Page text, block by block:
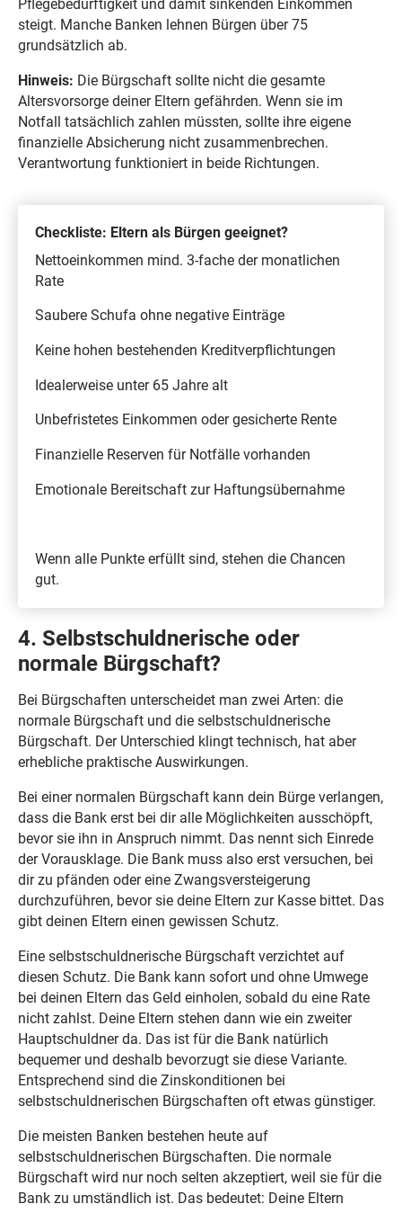
Pflegebedürftigkeit und damit sinkenden Einkommen
steigt. Manche Banken lehnen Bürgen über 75
grundsätzlich ab.
Hinweis: Die Bürgschaft sollte nicht die gesamte
Altersvorsorge deiner Eltern gefährden. Wenn sie im
Notfall tatsächlich zahlen müssten, sollte ihre eigene
finanzielle Absicherung nicht zusammenbrechen.
Verantwortung funktioniert in beide Richtungen.
Checkliste: Eltern als Bürgen geeignet?
Nettoeinkommen mind. 3-fache der monatlichen
Rate
Saubere Schufa ohne negative Einträge
Keine hohen bestehenden Kreditverpflichtungen
Idealerweise unter 65 Jahre alt
Unbefristetes Einkommen oder gesicherte Rente
Finanzielle Reserven für Notfälle vorhanden
Emotionale Bereitschaft zur Haftungsübernahme
Wenn alle Punkte erfüllt sind, stehen die Chancen
gut.
4. Selbstschuldnerische oder
normale Bürgschaft?
Bei Bürgschaften unterscheidet man zwei Arten: die
normale Bürgschaft und die selbstschuldnerische
Bürgschaft. Der Unterschied klingt technisch, hat aber
erhebliche praktische Auswirkungen.
Bei einer normalen Bürgschaft kann dein Bürge verlangen,
dass die Bank erst bei dir alle Möglichkeiten ausschöpft,
bevor sie ihn in Anspruch nimmt. Das nennt sich Einrede
der Vorausklage. Die Bank muss also erst versuchen, bei
dir zu pfänden oder eine Zwangsversteigerung
durchzuführen, bevor sie deine Eltern zur Kasse bittet. Das
gibt deinen Eltern einen gewissen Schutz.
Eine selbstschuldnerische Bürgschaft verzichtet auf
diesen Schutz. Die Bank kann sofort und ohne Umwege
bei deinen Eltern das Geld einholen, sobald du eine Rate
nicht zahlst. Deine Eltern stehen dann wie ein zweiter
Hauptschuldner da. Das ist für die Bank natürlich
bequemer und deshalb bevorzugt sie diese Variante.
Entsprechend sind die Zinskonditionen bei
selbstschuldnerischen Bürgschaften oft etwas günstiger.
Die meisten Banken bestehen heute auf
selbstschuldnerischen Bürgschaften. Die normale
Bürgschaft wird nur noch selten akzeptiert, weil sie für die
Bank zu umständlich ist. Das bedeutet: Deine Eltern